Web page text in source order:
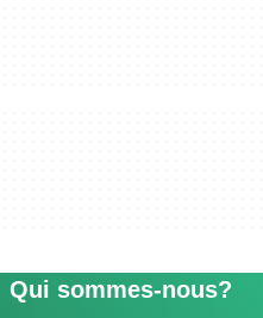
Qui sommes-nous?